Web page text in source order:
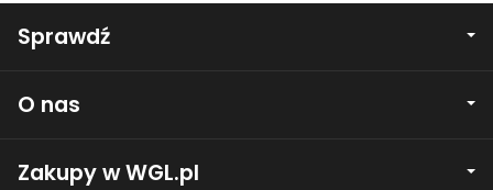
Sprawdź
O nas
Zakupy w WGL.pl